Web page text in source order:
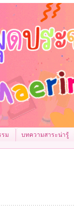
ม บทความสาระน่ารู้